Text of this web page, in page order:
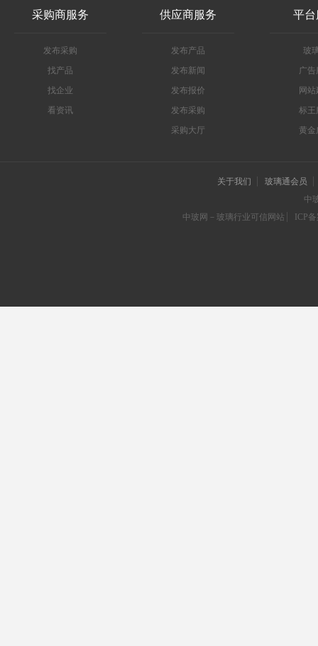
采购商服务
发布采购
找产品
找企业
看资讯
供应商服务
发布产品
发布新闻
发布报价
发布采购
采购大厅
平
玻
广告
网
标王
黄金
关于我们
玻璃通会员
中
中玻网－玻璃行业可信网站
ICP